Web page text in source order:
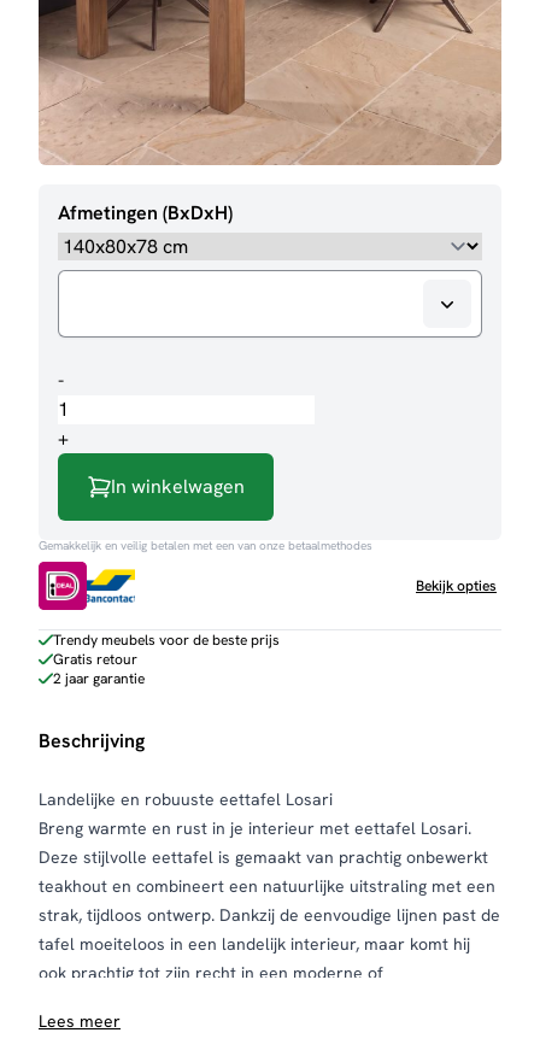
Afmetingen (BxDxH)
-Eettafel
Losari
aantal
+
In winkelwagen
Gemakkelijk en veilig betalen met een van onze betaalmethodes
Bekijk opties
Trendy meubels voor de beste prijs
Gratis retour
2 jaar garantie
Beschrijving
Landelijke en robuuste eettafel Losari
Breng warmte en rust in je interieur met eettafel Losari.
Deze stijlvolle eettafel is gemaakt van prachtig onbewerkt
teakhout en combineert een natuurlijke uitstraling met een
strak, tijdloos ontwerp. Dankzij de eenvoudige lijnen past de
tafel moeiteloos in een landelijk interieur, maar komt hij
ook prachtig tot zijn recht in een moderne of
Eettafel Losari maakt deel uit van de Losari
Lees meer